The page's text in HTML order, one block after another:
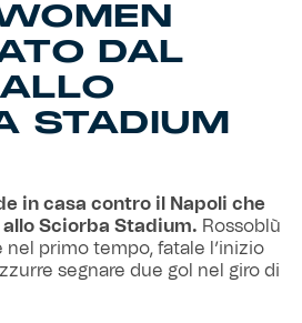
DAL
STADIUM
in casa contro il Napoli che
Sciorba Stadium. Rossoblù
nel primo tempo, fatale l’inizio
segnare due gol nel giro di